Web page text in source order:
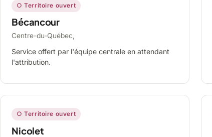
○ Territoire ouvert
Bécancour
Centre-du-Québec,
Service offert par l'équipe centrale en attendant
l'attribution.
○ Territoire ouvert
Nicolet